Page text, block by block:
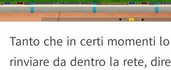
Tanto che in certi momenti
rinviare da dentro la rete,